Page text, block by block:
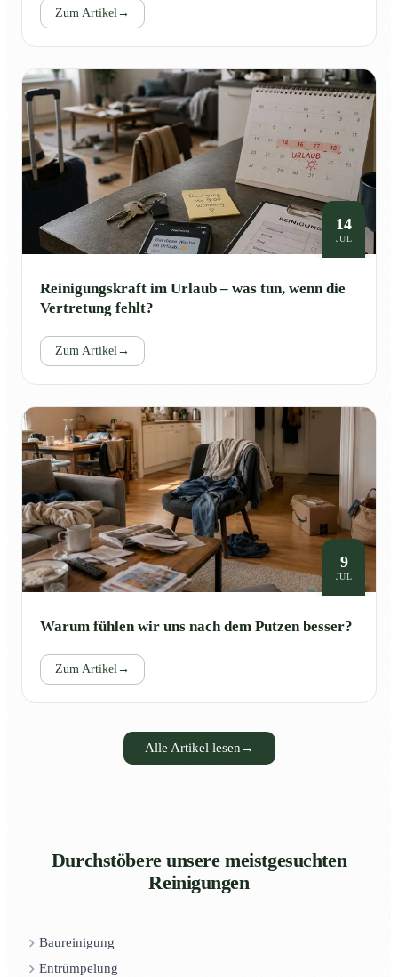
Zum Artikel→
14
JUL
Reinigungskraft im Urlaub – was tun, wenn die
Vertretung fehlt?
Zum Artikel→
9
JUL
Warum fühlen wir uns nach dem Putzen besser?
Zum Artikel→
Alle Artikel lesen →
Durchstöbere unsere meistgesuchten
Reinigungen
Baureinigung
Entrümpelung